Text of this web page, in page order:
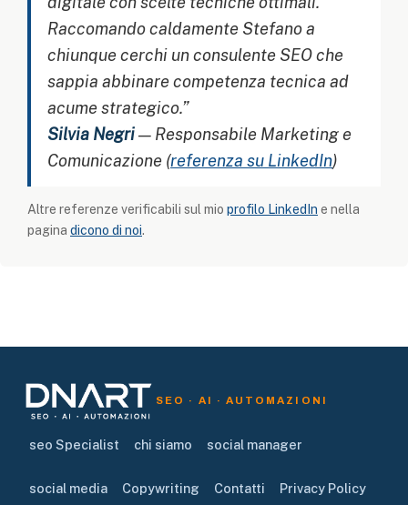
Raccomando caldamente Stefano a
chiunque cerchi un consulente SEO che
sappia abbinare competenza tecnica ad
acume strategico.”
Silvia Negri— Responsabile Marketing e
Comunicazione (referenza su LinkedIn)
Altre referenze verificabili sul mio profilo LinkedIn e nella
pagina dicono di noi.
SEO · AI · AUTOMAZIONI
seo Specialist chi siamo social manager
social media Copywriting Contatti Privacy Policy